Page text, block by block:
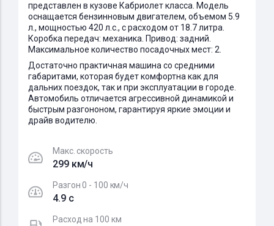
представлен в кузове Кабриолет класса. Модель
оснащается бензинновым двигателем, объемом 5.9
л., мощностью 420 л.с., с расходом от 18.7 литра.
Коробка передач: механика. Привод: задний.
Максимальное количество посадочных мест: 2.
Достаточно практичная машина со средними
габаритами, которая будет комфортна как для
дальних поездок, так и при эксплуатации в городе.
Автомобиль отличается агрессивной динамикой и
быстрым разгононом, гарантируя яркие эмоции и
драйв водителю.
Макс. скорость
299 км/ч
Разгон 0 - 100 км/ч
4.9 c
Расход на 100 км